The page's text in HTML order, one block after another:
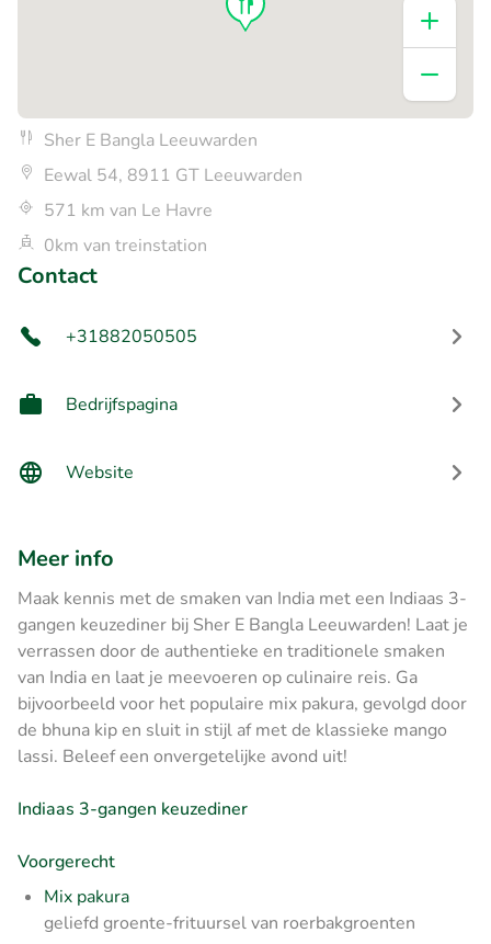
Sher E Bangla Leeuwarden
Eewal 54, 8911 GT Leeuwarden
571 km van Le Havre
0km van treinstation
Contact
+31882050505
Bedrijfspagina
Website
Meer info
Maak kennis met de smaken van India met een Indiaas 3-
gangen keuzediner bij Sher E Bangla Leeuwarden! Laat je
verrassen door de authentieke en traditionele smaken
van India en laat je meevoeren op culinaire reis. Ga
bijvoorbeeld voor het populaire mix pakura, gevolgd door
de bhuna kip en sluit in stijl af met de klassieke mango
lassi. Beleef een onvergetelijke avond uit!
Indiaas 3-gangen keuzediner
Voorgerecht
Mix pakura
geliefd groente-frituursel van roerbakgroenten